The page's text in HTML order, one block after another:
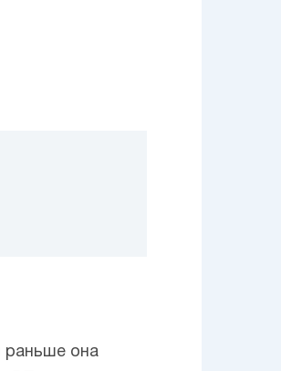
раньше она